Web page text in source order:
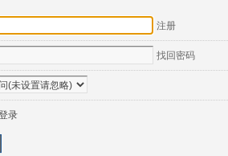
注册
找回密码
录